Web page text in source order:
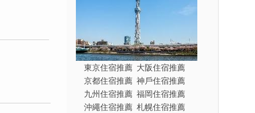
東京住宿推薦 大阪住宿推薦
京都住宿推薦 神戶住宿推薦
九州住宿推薦 福岡住宿推薦
沖繩住宿推薦 札幌住宿推薦